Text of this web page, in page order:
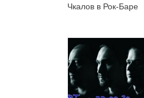
Чкалов в Рок-Баре